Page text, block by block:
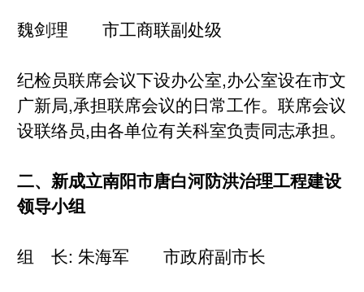
魏剑理 市工商联副处级
纪检员联席会议下设办公室,办公室设在市文
广新局,承担联席会议的日常工作。联席会议
设联络员,由各单位有关科室负责同志承担。
二、新成立南阳市唐白河防洪治理工程建设
领导小组
组 长: 朱海军 市政府副市长